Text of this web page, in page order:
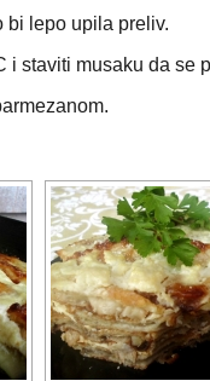
bi lepo upila preliv.
i staviti musaku da se